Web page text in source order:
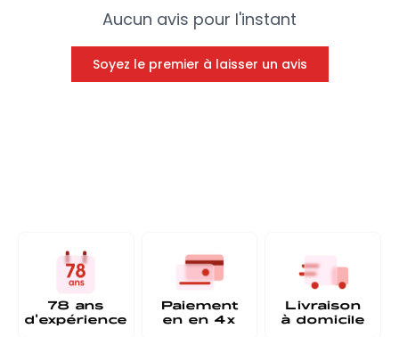
Aucun avis pour l'instant
Soyez le premier à laisser un avis
78 ans
d'expérience
Paiement
en en 4x
Livraison
à domicile